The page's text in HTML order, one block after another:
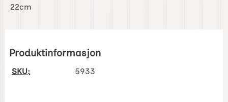
22cm
Produktinformasjon
SKU: 5933